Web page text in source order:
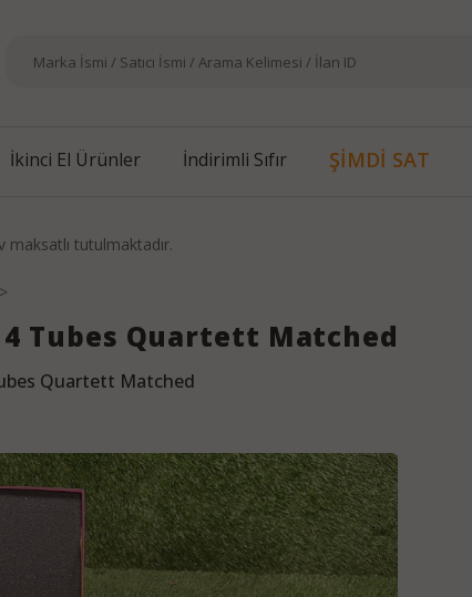
İkinci El Ürünler İndirimli Sıfır ŞİMDİ SAT
maksatlı tutulmaktadır.
>
4 Tubes Quartett Matched
Quartett Matched